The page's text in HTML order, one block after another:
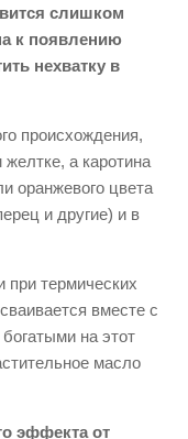
слишком
к появлению
нехватку в
происхождения,
а каротина
оранжевого цвета
и другие) и в
при термических
вместе с
на этот
масло
эффекта от